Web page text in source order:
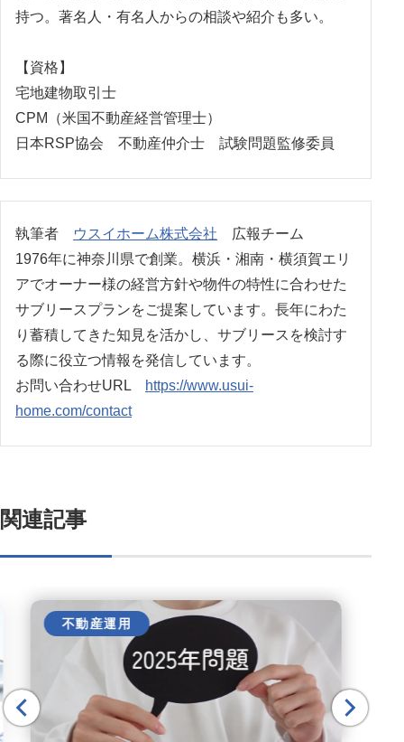
持つ。著名人・有名人からの相談や紹介も多い。
【資格】
宅地建物取引士
CPM（米国不動産経営管理士）
日本RSP協会 不動産仲介士 試験問題監修委員
執筆者 ウスイホーム株式会社 広報チーム
1976年に神奈川県で創業。横浜・湘南・横須賀エリ
アでオーナー様の経営方針や物件の特性に合わせた
サブリースプランをご提案しています。長年にわた
り蓄積してきた知見を活かし、サブリースを検討す
る際に役立つ情報を発信しています。
お問い合わせURL
https://www.usui-
home.com/contact
関連記事
不動産運用